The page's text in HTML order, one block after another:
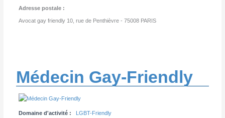
Adresse postale :
Avocat gay friendly 10, rue de Penthièvre - 75008 PARIS
Médecin Gay-Friendly
Domaine d'activité : LGBT-Friendly